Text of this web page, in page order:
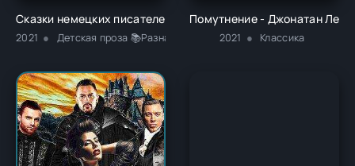
Сказки немецких писателей - Новалис
2021 Детская проза 📚Разная литература
Помутнение - Джонатан
2021 Классика